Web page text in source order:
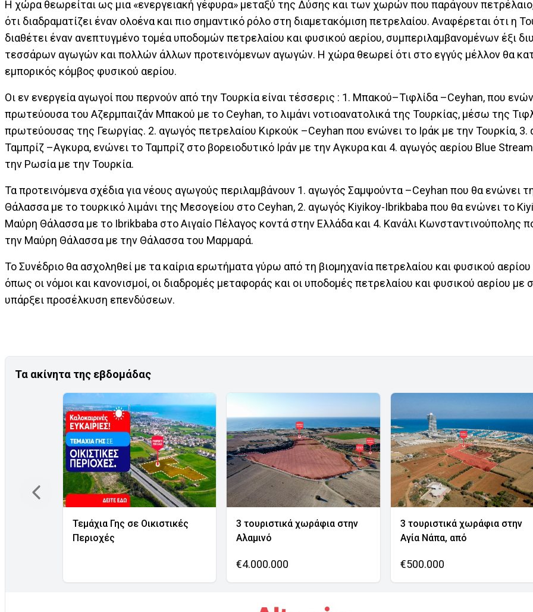
Η χώρα θεωρείται ως μια «ενεργειακή γέφυρα» μεταξύ της Δύσης και των χωρών που παράγουν
ότι διαδραματίζει έναν ολοένα και πιο σημαντικό ρόλο στη διαμετακόμιση πετρελαίου. Αναφέρεται ότι η
διαθέτει έναν ανεπτυγμένο τομέα υποδομών πετρελαίου και φυσικού αερίου, συμπεριλαμβανομένων έξι
τεσσάρων αγωγών και πολλών άλλων προτεινόμενων αγωγών. Η χώρα θεωρεί ότι στο εγγύς μέλλον θα
εμπορικός κόμβος φυσικού αερίου.
Οι εν ενεργεία αγωγοί που περνούν από την Τουρκία είναι τέσσερις : 1. Μπακού–Τιφλίδα –Ceyhan, που
πρωτεύουσα του Αζερμπαιζάν Μπακού με το Ceyhan, το λιμάνι νοτιοανατολικά της Τουρκίας, μέσω της
πρωτεύουσας της Γεωργίας. 2. αγωγός πετρελαίου Κιρκούκ –Ceyhan που ενώνει το Ιράκ με την Τουρκία, 3.
Ταμπρίζ –Αγκυρα, ενώνει το Ταμπρίζ στο βορειοδυτικό Ιράν με την Αγκυρα και 4. αγωγός αερίου Blue
την Ρωσία με την Τουρκία.
Τα προτεινόμενα σχέδια για νέους αγωγούς περιλαμβάνουν 1. αγωγός Σαμψούντα –Ceyhan που θα ενώνει
Θάλασσα με το τουρκικό λιμάνι της Μεσογείου στο Ceyhan, 2. αγωγός Kiyikoy-Ibrikbaba που θα ενώνει το
Μαύρη Θάλασσα με το Ibrikbaba στο Αιγαίο Πέλαγος κοντά στην Ελλάδα και 4. Κανάλι Κωνσταντινούπολης
την Μαύρη Θάλασσα με την Θάλασσα του Μαρμαρά.
Το Συνέδριο θα ασχοληθεί με τα καίρια ερωτήματα γύρω από τη βιομηχανία πετρελαίου και φυσικού
όπως οι νόμοι και κανονισμοί, οι διαδρομές μεταφοράς και οι υποδομές πετρελαίου και φυσικού αερίου με
υπάρξει προσέλκυση επενδύσεων.
Τα ακίνητα της εβδομάδας
Τεμάχια Γης σε Οικιστικές
Περιοχές
3 τουριστικά χωράφια στην
Αλαμινό
€4.000.000
3 τουριστικά χωράφια στην
Αγία Νάπα, από
€500.000